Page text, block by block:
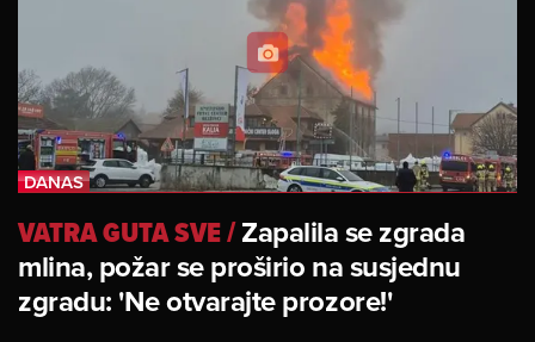
VATRA GUTA SVE/Zapalila se zgrada
mlina, požar se proširio na susjednu
zgradu: 'Ne otvarajte prozore!'